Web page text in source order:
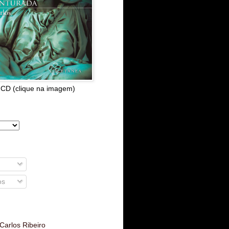
(clique na imagem)
Ribeiro